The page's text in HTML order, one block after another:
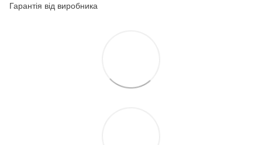
Гарантія від виробника